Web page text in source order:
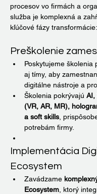
procesov vo firmách a
služba je komplexná a
kľúčové fázy transformácie:
Preškolenie
Poskytujeme školenia
aj tímy, aby
digitálne nástroje a
Školenia pokrývajú AI,
(VR, AR, MR),
a soft skills ,
potrebám firmy.
Implementácia
Ecosystem
Zavádzame
Ecosystem , ktorý